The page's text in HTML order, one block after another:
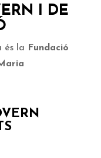
I DE
és la Fundació